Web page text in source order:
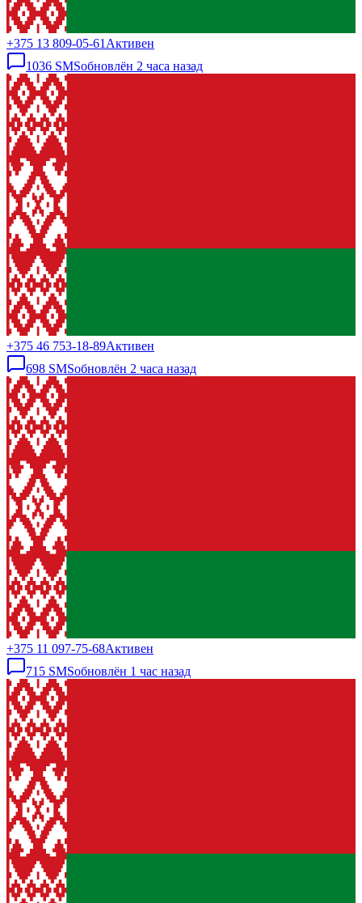
+375 13 809-05-61 Активен
1036 SMSобновлён 2 часа назад
+375 46 753-18-89Активен
698 SMSобновлён 2 часа назад
+375 11 097-75-68Активен
715 SMSобновлён 1 час назад